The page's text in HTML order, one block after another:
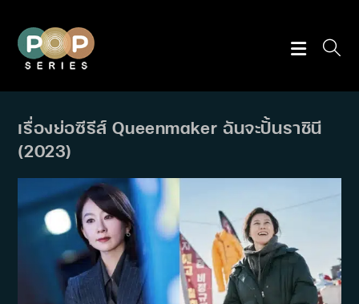
content
เรื่องย่อซีรีส์ Queenmaker ฉันจะปั้นราชินี
(2023)